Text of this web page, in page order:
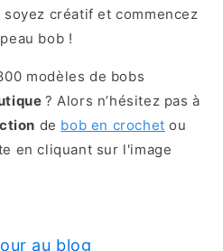
créatif et commencez
bob !
modèles de bobs
? Alors n’hésitez pas à
de bob en crochet ou
en cliquant sur l'image
au blog